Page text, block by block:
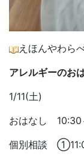
えほんやわら
アレルギーのお
1/11(土)
おはなし 10:30
個別相談